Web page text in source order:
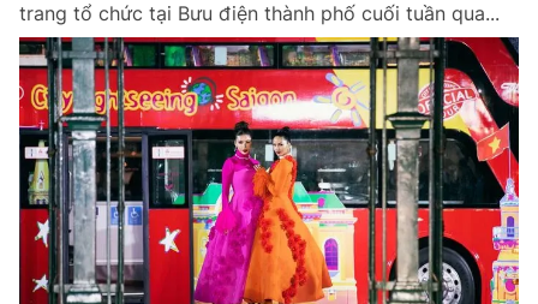
trang tổ chức tại Bưu điện thành phố cuối tuần qua...